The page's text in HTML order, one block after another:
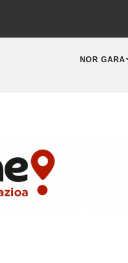
NAVIGATION
NOR GARA